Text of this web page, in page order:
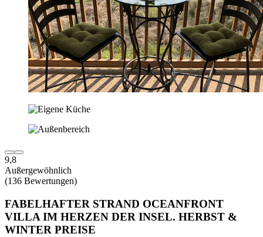
9,8
Außergewöhnlich
(136 Bewertungen)
FABELHAFTER STRAND OCEANFRONT
VILLA IM HERZEN DER INSEL. HERBST &
WINTER PREISE